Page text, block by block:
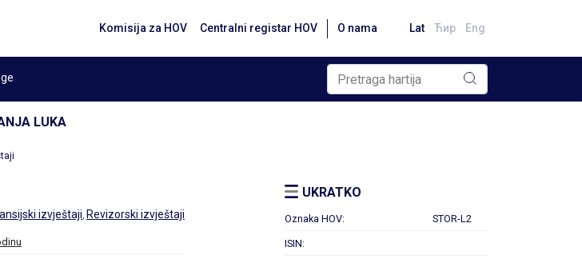
Komisija za HOV Centralni registar HOV O nama Lat Ћир Eng
LUKA
izvještaji, Revizorski izvještaji
UKRATKO
Oznaka HOV: STOR-L2
ISIN: